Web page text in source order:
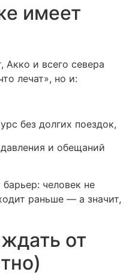
имеет
и всего севера
лечат», но и:
без долгих поездок,
и обещаний
человек не
раньше — а значит,
от